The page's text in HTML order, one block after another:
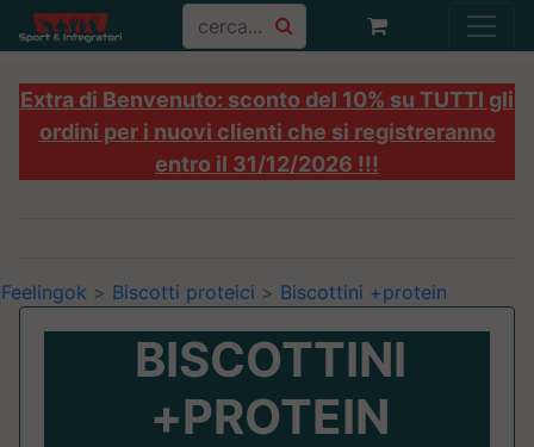
Extra di Benvenuto: sconto del 10% su TUTTI gli
ordini per i nuovi clienti che si registreranno
entro il 31/12/2026 !!!
Feelingok > Biscotti proteici > Biscottini +protein
BISCOTTINI
+PROTEIN